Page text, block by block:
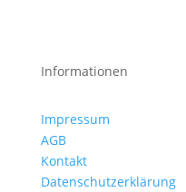
Informationen
Impressum
AGB
Kontakt
Datenschutzerklärung